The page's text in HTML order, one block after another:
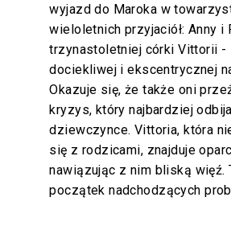
wyjazd do Maroka w
wieloletnich przyjaciół: Anny i
trzynastoletniej córki Vittorii -
dociekliwej i ekscentrycznej
Okazuje się, że także oni
kryzys, który najbardziej
dziewczynce. Vittoria, która
się z rodzicami, znajduje
nawiązując z nim bliską więź.
początek nadchodzących